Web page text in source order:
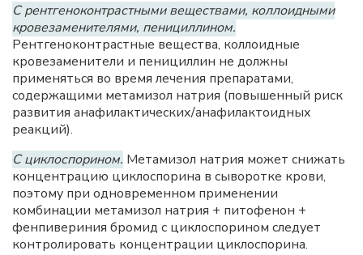
С рентгеноконтрастными веществами, коллоидными
кровезаменителями, пенициллином.
Рентгеноконтрастные вещества, коллоидные
кровезаменители и пенициллин не должны
применяться во время лечения препаратами,
содержащими метамизол натрия (повышенный риск
развития анафилактических/анафилактоидных
реакций).
С циклоспорином. Метамизол натрия может снижать
концентрацию циклоспорина в сыворотке крови,
поэтому при одновременном применении
комбинации метамизол натрия + питофенон +
фенпивериния бромид с циклоспорином следует
контролировать концентрации циклоспорина.